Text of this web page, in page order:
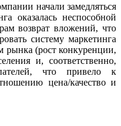
начали замедляться
оказалась неспособной
возврат вложений, что
систему маркетинга
рынка (рост конкуренции,
и, соответственно,
что привело к
цена/качество и